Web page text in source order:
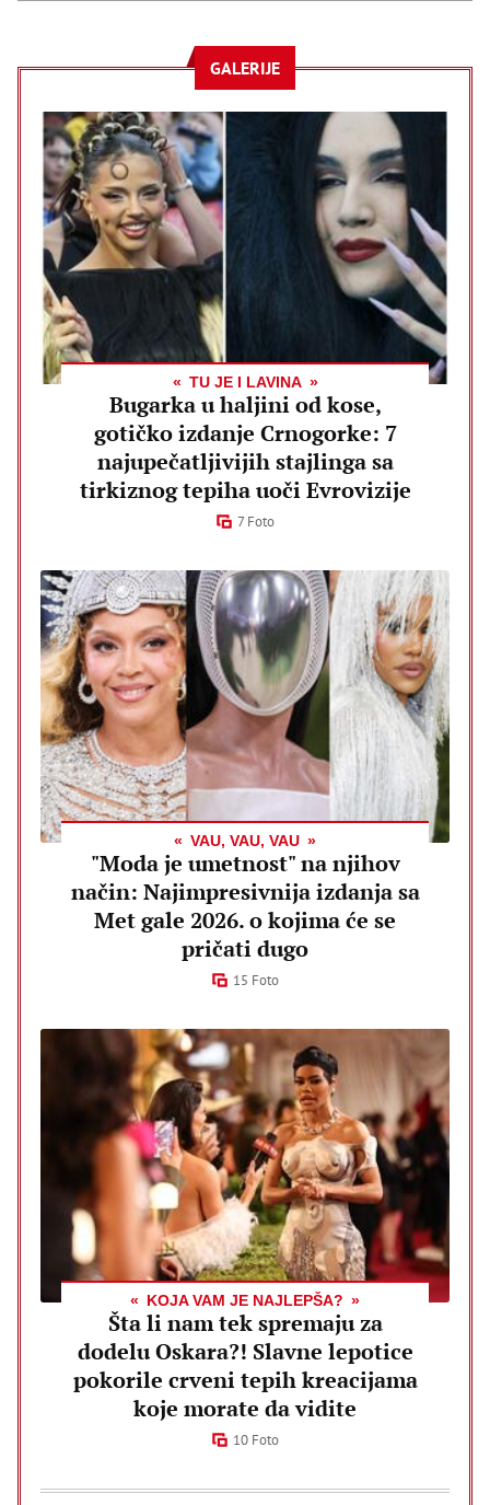
GALERIJE
TU JE I LAVINA
Bugarka u haljini od kose,
gotičko izdanje Crnogorke: 7
najupečatljivijih stajlinga sa
tirkiznog tepiha uoči Evrovizije
7 Foto
VAU, VAU, VAU
"Moda je umetnost" na njihov
način: Najimpresivnija izdanja sa
Met gale 2026. o kojima će se
pričati dugo
15 Foto
KOJA VAM JE NAJLEPŠA?
Šta li nam tek spremaju za
dodelu Oskara?! Slavne lepotice
pokorile crveni tepih kreacijama
koje morate da vidite
10 Foto